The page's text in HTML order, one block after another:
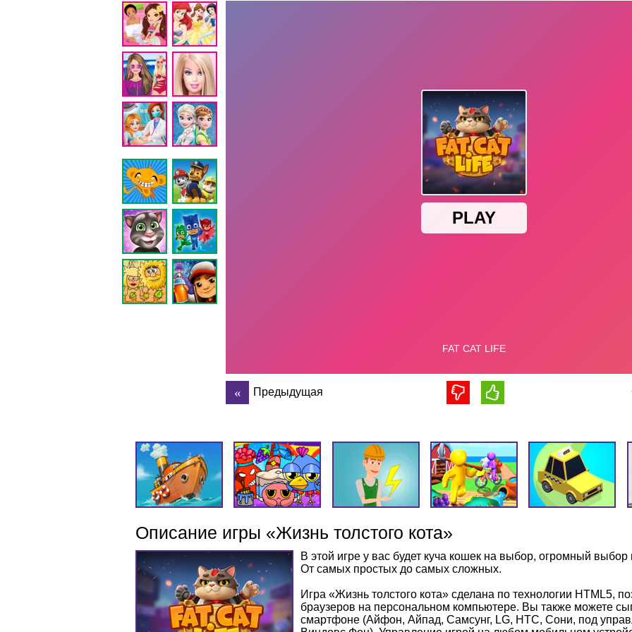
Предыдущая
Описание игры «Жизнь толстого кота»
В этой игре у вас будет куча кошек на выбор, огромный
От самых простых до самых сложных.
Игра «Жизнь толстого кота» сделана по технологии HTML5,
браузеров на персональном компьютере. Вы также можете
смартфоне (Айфон, Айпад, Самсунг, LG, HTC, Сони, под